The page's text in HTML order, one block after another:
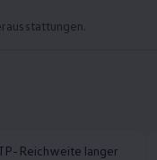
Reichweite langer